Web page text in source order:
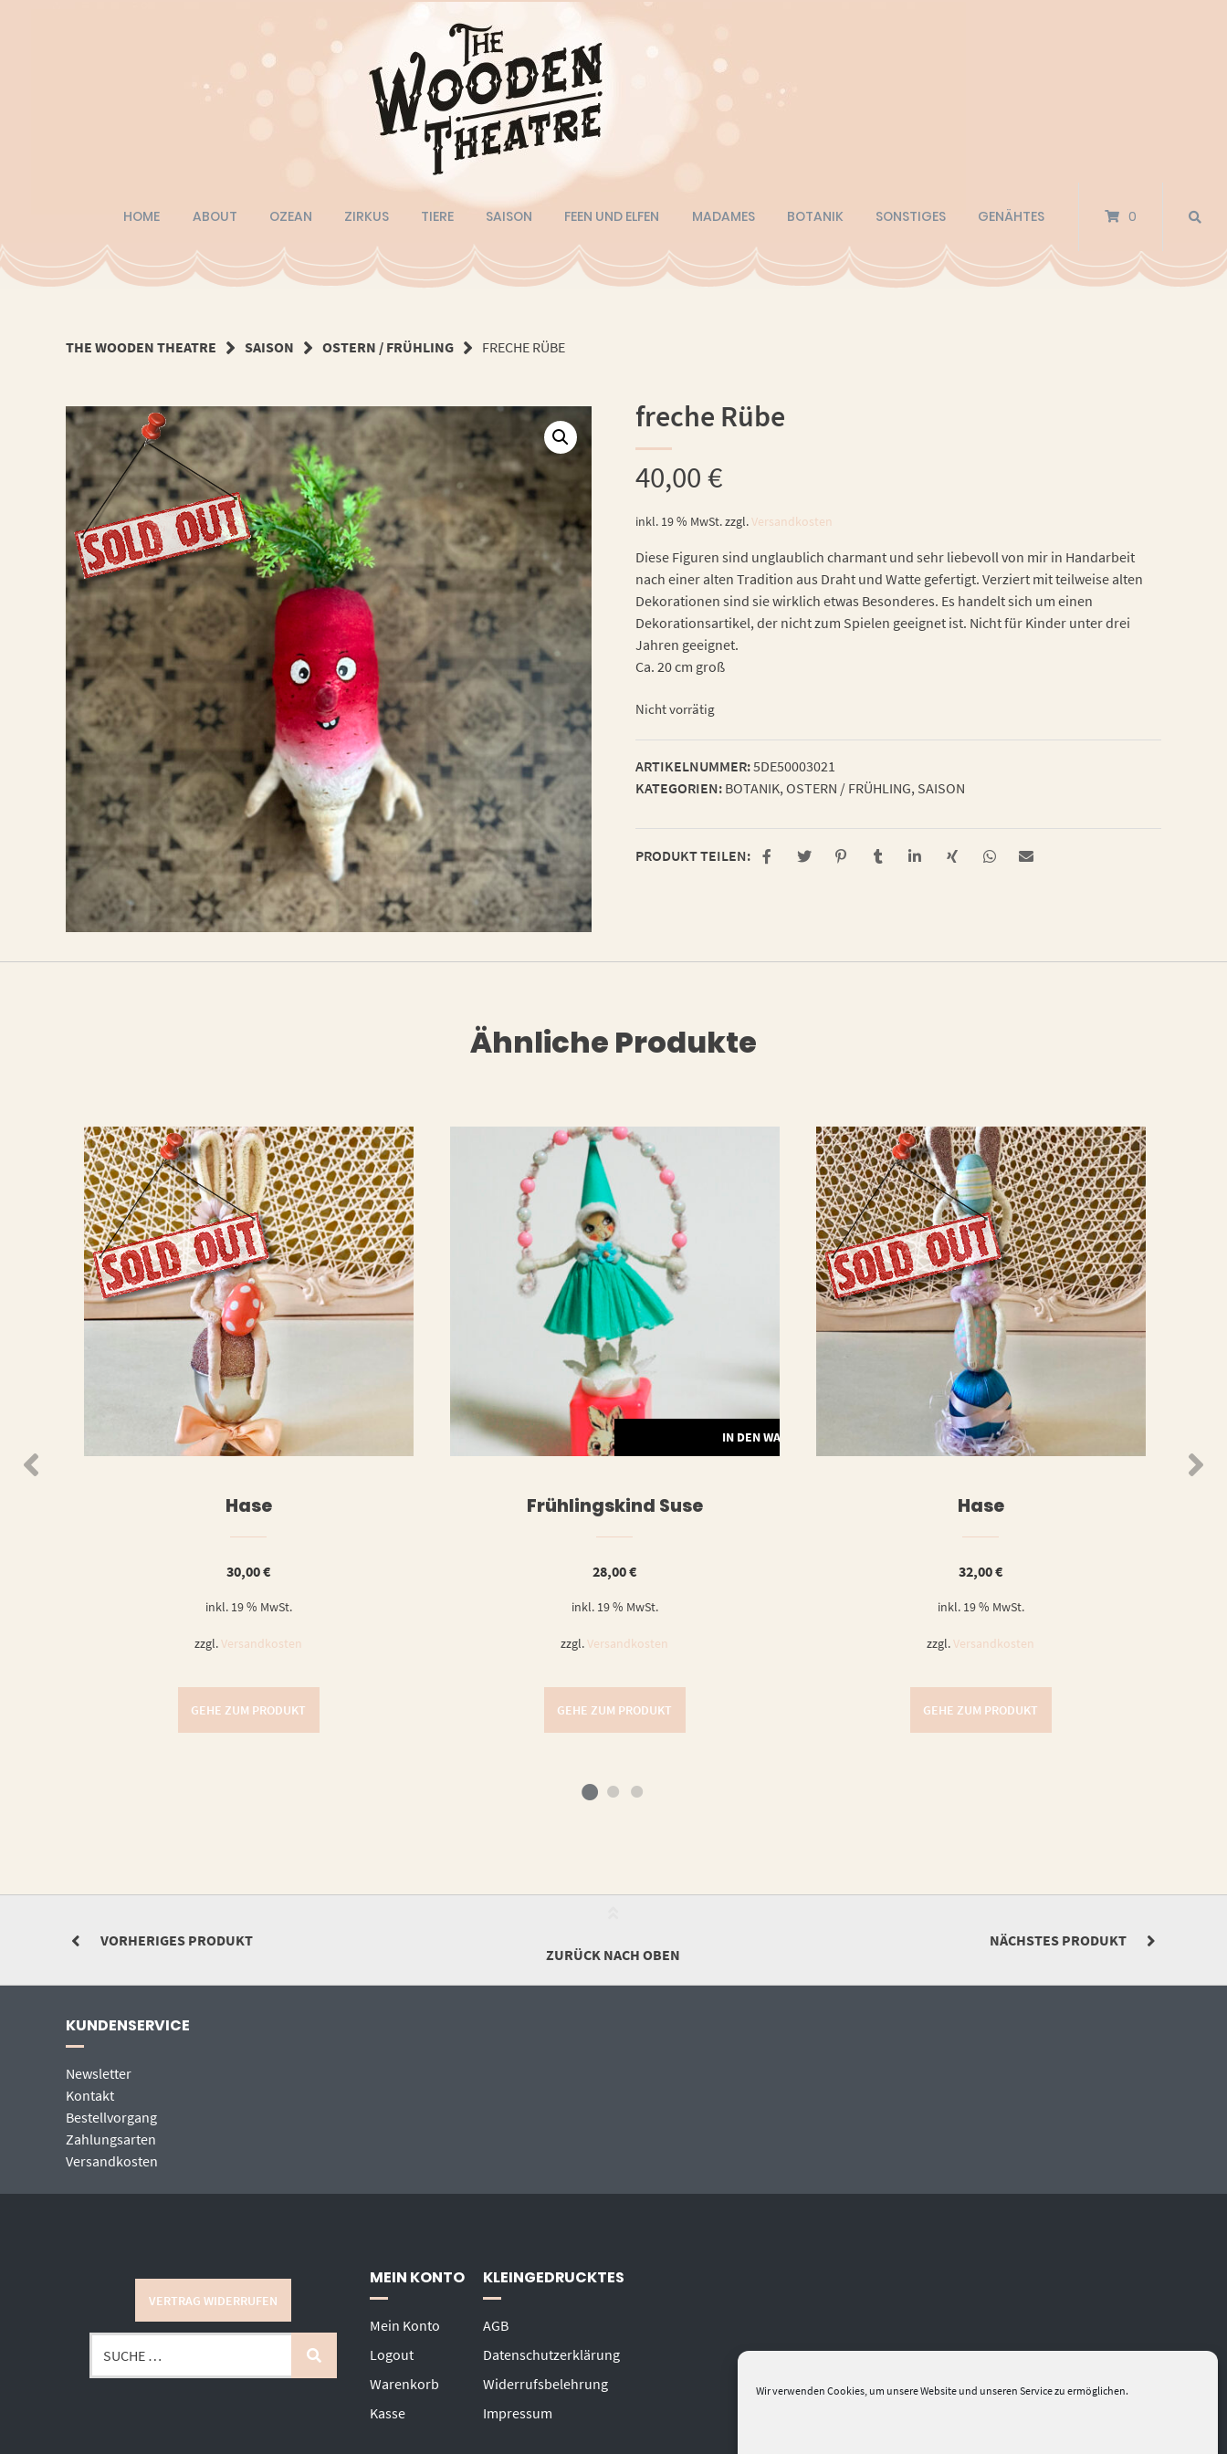
Wir verwenden Cookies, um unsere Website und unseren Service zu ermöglichen.
HOME ABOUT OZEAN ZIRKUS TIERE SAISON FEEN UND ELFEN MADAMES BOTANIK SONSTIGES GENÄHTES 0
THE WOODEN THEATRE SAISON OSTERN / FRÜHLING FRECHE RÜBE
freche Rübe
40,00€
inkl. 19 % MwSt.zzgl.Versandkosten
Diese Figuren sind unglaublich charmant und sehr liebevoll von mir in Handarbeit
nach einer alten Tradition aus Draht und Watte gefertigt. Verziert mit teilweise alten
Dekorationen sind sie wirklich etwas Besonderes. Es handelt sich um einen
Dekorationsartikel, der nicht zum Spielen geeignet ist. Nicht für Kinder unter drei
Jahren geeignet.
Ca. 20 cm groß
Nicht vorrätig
ARTIKELNUMMER:5DE50003021
KATEGORIEN: BOTANIK,OSTERN / FRÜHLING, SAISON
PRODUKT TEILEN:
Ähnliche Produkte
Hase
30,00€
inkl. 19 % MwSt.
zzgl.Versandkosten
GEHE ZUM PRODUKT
IN DEN WARENKORB
Frühlingskind Suse
28,00€
inkl. 19 % MwSt.
zzgl.Versandkosten
GEHE ZUM PRODUKT
Hase
32,00€
inkl. 19 % MwSt.
zzgl.Versandkosten
GEHE ZUM PRODUKT
VORHERIGES PRODUKT
NÄCHSTES PRODUKT
ZURÜCK NACH OBEN
KUNDENSERVICE
Newsletter
Kontakt
Bestellvorgang
Zahlungsarten
Versandkosten
VERTRAG WIDERRUFEN
MEIN KONTO
Mein Konto
Logout
Warenkorb
Kasse
KLEINGEDRUCKTES
AGB
Datenschutzerklärung
Widerrufsbelehrung
Impressum